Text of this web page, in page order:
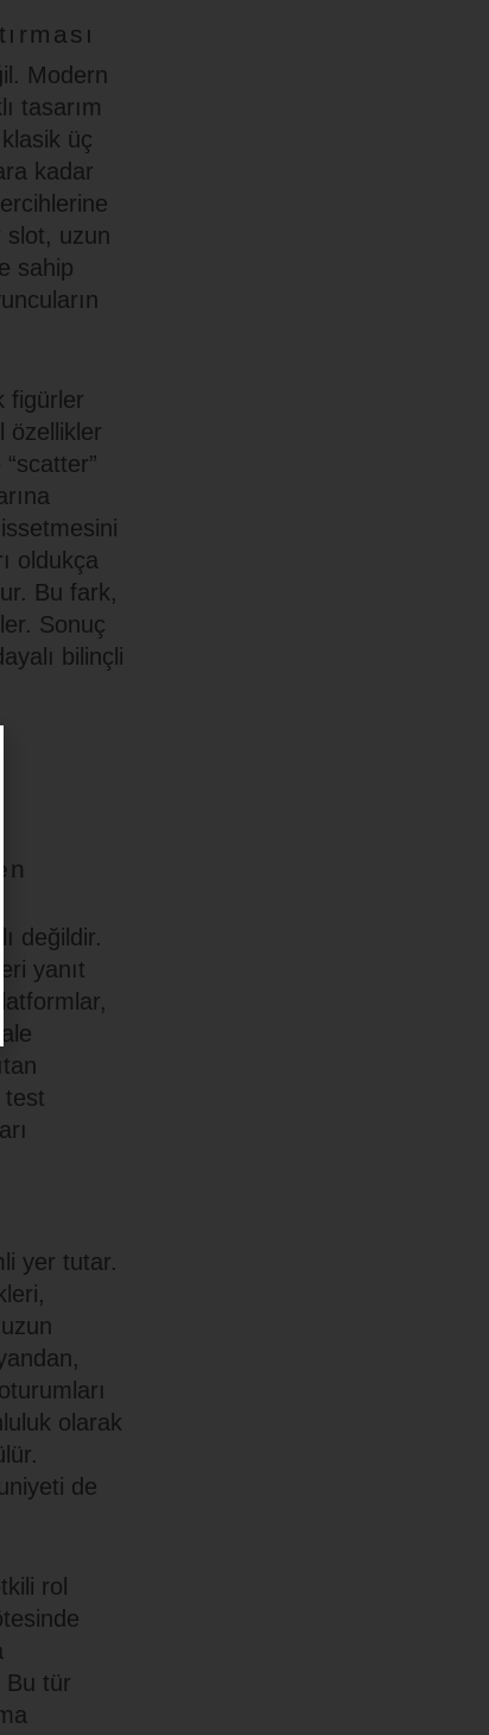
Modern
tasarım
üç
kadar
slot, uzun
sahip
figürler
özellikler
oldukça
Bu fark,
Sonuç
bilinçli
değildir.
yanıt
test
yer tutar.
olarak
de
rol
Bu tür